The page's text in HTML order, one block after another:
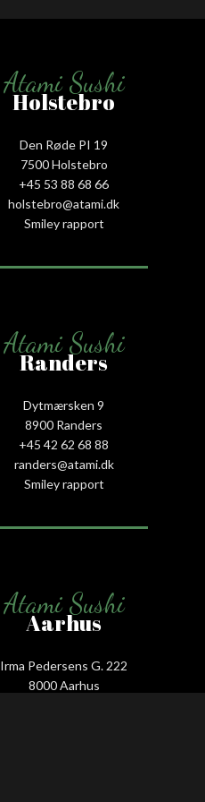
Atami Sushi
Holstebro
Den Røde PI 19
7500 Holstebro
+45 53 88 68 66
holstebro@atami.dk
Smiley rapport
Atami Sushi
Randers
Dytmærsken 9
8900 Randers
+45 42 62 68 88
randers@atami.dk
Smiley rapport
Atami Sushi
Aarhus
Irma Pedersens G. 222
8000 Aarhus